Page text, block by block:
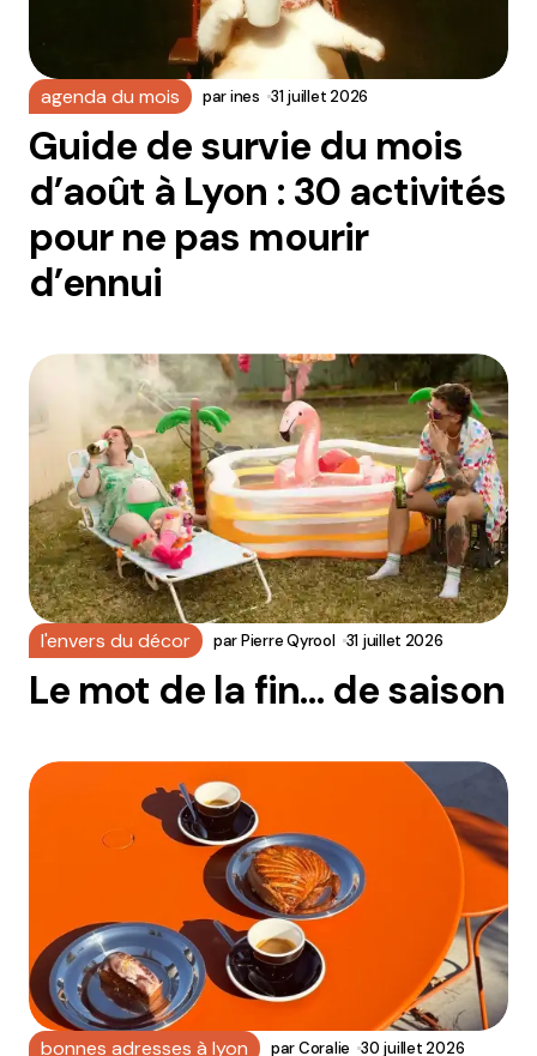
agenda du mois parines 31 juillet 2026
Guide de survie du mois
d’août à Lyon : 30 activités
pour ne pas mourir
d’ennui
l'envers du décor parPierre Qyrool 31 juillet 2026
Le mot de la fin… de saison
bonnes adresses à lyon parCoralie 30 juillet 2026